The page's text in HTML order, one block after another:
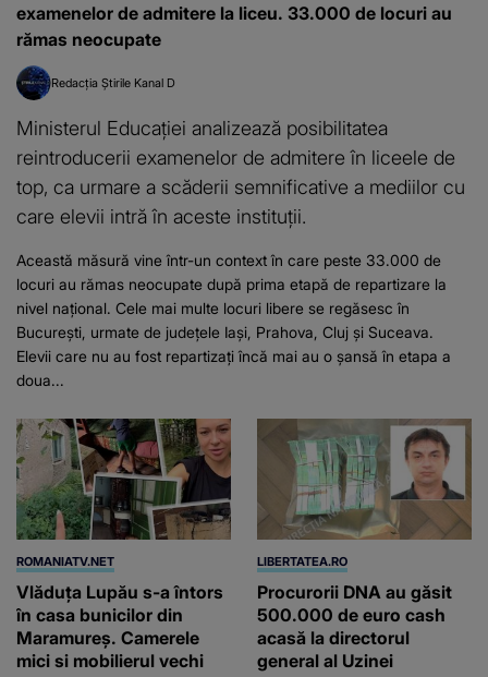
examenelor de admitere la liceu. 33.000 de locuri au
rămas neocupate
Redacția Știrile Kanal D
Ministerul Educației analizează posibilitatea
reintroducerii examenelor de admitere în liceele de
top, ca urmare a scăderii semnificative a mediilor cu
care elevii intră în aceste instituții.
Această măsură vine într-un context în care peste 33.000 de
locuri au rămas neocupate după prima etapă de repartizare la
nivel național. Cele mai multe locuri libere se regăsesc în
București, urmate de județele Iași, Prahova, Cluj și Suceava.
Elevii care nu au fost repartizați încă mai au o șansă în etapa a
doua...
ROMANIATV.NET
Vlăduța Lupău s-a întors
în casa bunicilor din
Maramureș. Camerele
mici si mobilierul vechi
LIBERTATEA.RO
Procurorii DNA au găsit
500.000 de euro cash
acasă la directorul
general al Uzinei